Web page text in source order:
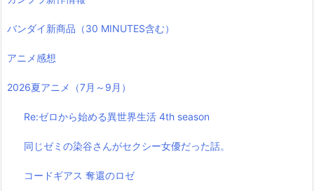
バンダイ新商品（30 MINUTES含む）
アニメ感想
2026夏アニメ（7月～9月）
Re:ゼロから始める異世界生活 4th season
同じゼミの染谷さんがセクシー女優だった話。
コードギアス 奪還のロゼ